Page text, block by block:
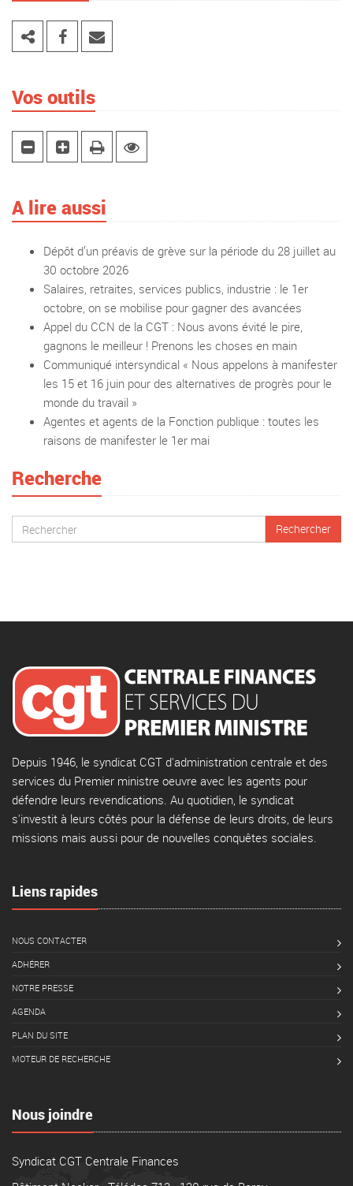
Vos outils
A lire aussi
Dépôt d’un préavis de grève sur la période du 28 juillet au
30 octobre 2026
Salaires, retraites, services publics, industrie : le 1er
octobre, on se mobilise pour gagner des avancées
Appel du CCN de la CGT : Nous avons évité le pire,
gagnons le meilleur ! Prenons les choses en main
Communiqué intersyndical « Nous appelons à manifester
les 15 et 16 juin pour des alternatives de progrès pour le
monde du travail »
Agentes et agents de la Fonction publique : toutes les
raisons de manifester le 1er mai
Recherche
Depuis 1946, le syndicat CGT d'administration centrale et des
services du Premier ministre oeuvre avec les agents pour
défendre leurs revendications. Au quotidien, le syndicat
s'investit à leurs côtés pour la défense de leurs droits, de leurs
missions mais aussi pour de nouvelles conquêtes sociales.
Liens rapides
NOUS CONTACTER
ADHÉRER
NOTRE PRESSE
AGENDA
PLAN DU SITE
MOTEUR DE RECHERCHE
Nous joindre
Syndicat CGT Centrale Finances